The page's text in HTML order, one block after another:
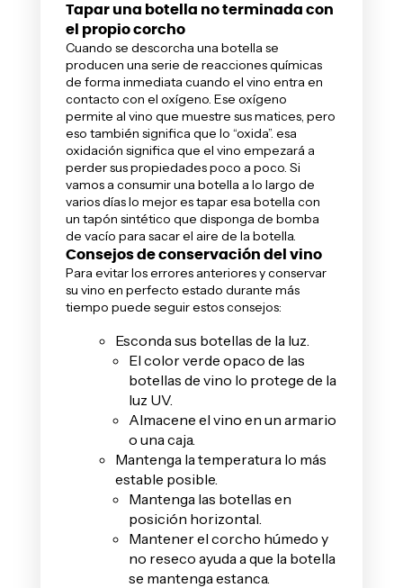
Tapar una botella no terminada con
el propio corcho
Cuando se descorcha una botella se
producen una serie de reacciones químicas
de forma inmediata cuando el vino entra en
contacto con el oxígeno. Ese oxígeno
permite al vino que muestre sus matices, pero
eso también significa que lo “oxida”. esa
oxidación significa que el vino empezará a
perder sus propiedades poco a poco. Si
vamos a consumir una botella a lo largo de
varios días lo mejor es tapar esa botella con
un tapón sintético que disponga de bomba
de vacío para sacar el aire de la botella.
Consejos de conservación del vino
Para evitar los errores anteriores y conservar
su vino en perfecto estado durante más
tiempo puede seguir estos consejos:
Esconda sus botellas de la luz.
El color verde opaco de las
botellas de vino lo protege de la
luz UV.
Almacene el vino en un armario
ouna caja
Mantenga la temperatura lo más
estable posible.
Mantenga las botellas en
posición horizontal.
Mantener el corcho húmedo y
no reseco ayuda a que la botella
se mantenga estanca.